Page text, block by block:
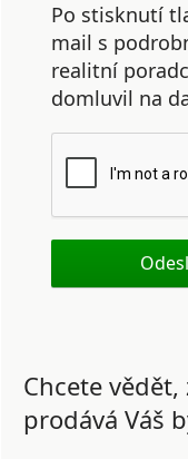
Po stisknutí
mail s
realitní
domluvil na
Chcete
prodává Váš